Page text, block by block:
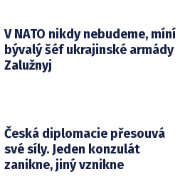
V NATO nikdy nebudeme, míní
bývalý šéf ukrajinské armády
Zalužnyj
Česká diplomacie přesouvá
své síly. Jeden konzulát
zanikne, jiný vznikne